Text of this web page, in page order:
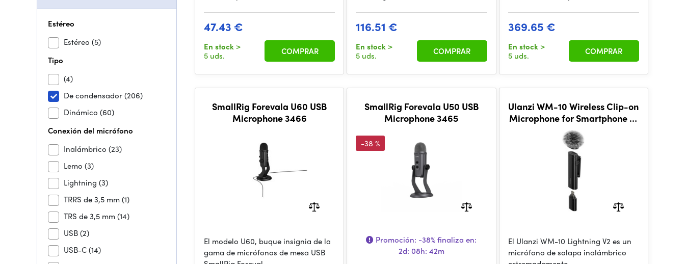
Estéreo
Estéreo (5)
Tipo
(4)
De condensador(206)
Dinámico (60)
Conexión del micrófono
Inalámbrico (23)
Lemo (3)
Lightning (3)
TRRS de 3,5 mm(1)
TRS de 3,5 mm(14)
USB(2)
USB-C(14)
47.43 €
En stock >
5 uds.
COMPRAR
116.51 €
En stock >
5 uds.
COMPRAR
369.65 €
En stock >
5 uds.
COMPRAR
SmallRig Forevala U60 USB
Microphone 3466
El modelo U60, buque insignia de la
gama de micrófonos de mesa USB
SmallRig Forevala U50 USB
Microphone 3465
-38 %
Promoción: -38%finaliza en:
2d: 08h: 42m
Ulanzi WM-10 Wireless Clip-on
Microphone for Smartphone or
Tablet (Lightning) V2
El Ulanzi WM-10 Lightning V2 es un
micrófono de solapa inalámbrico